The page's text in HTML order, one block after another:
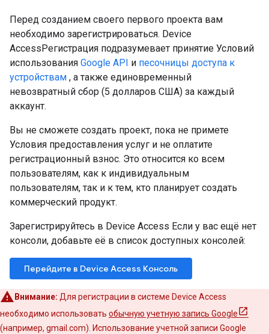
Перед созданием своего первого проекта вам
необходимо зарегистрироваться. Device
AccessРегистрация подразумевает принятие Условий
использования Google API и песочницы доступа к
устройствам , а также единовременный
невозвратный сбор (5 долларов США) за каждый
аккаунт.
Вы не сможете создать проект, пока не примете
Условия предоставления услуг и не оплатите
регистрационный взнос. Это относится ко всем
пользователям, как к индивидуальным
пользователям, так и к тем, кто планирует создать
коммерческий продукт.
Зарегистрируйтесь в Device Access Если у вас ещё нет
консоли, добавьте её в список доступных консолей:
Перейдите в Device Access Консоль
Внимание: Для регистрации в системе Device Access
необходимо использовать обычную учетную запись Google
(например, gmail.com). Использование учетной записи Google